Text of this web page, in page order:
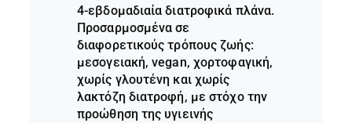
4-εβδομαδιαία διατροφικά πλάνα.
Προσαρμοσμένα σε
διαφορετικούς τρόπους ζωής:
μεσογειακή, vegan, χορτοφαγική,
χωρίς γλουτένη και χωρίς
λακτόζη διατροφή, με στόχο την
προώθηση της υγιεινής